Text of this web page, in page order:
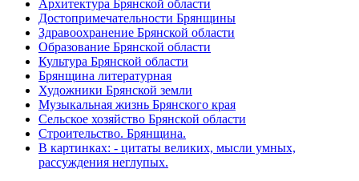
Архитектура Брянской области
Достопримечательности Брянщины
Здравоохранение Брянской области
Образование Брянской области
Культура Брянской области
Брянщина литературная
Художники Брянской земли
Музыкальная жизнь Брянского края
Сельское хозяйство Брянской области
Строительство. Брянщина.
В картинках: - цитаты великих, мысли умных,
рассуждения неглупых.